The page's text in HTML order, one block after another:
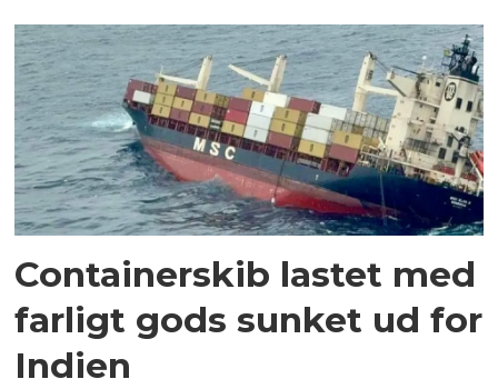
Containerskib lastet med
farligt gods sunket ud for
Indien